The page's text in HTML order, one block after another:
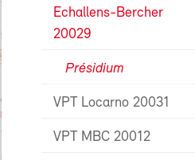
Echallens-Bercher
20029
Présidium
VPT Locarno 20031
VPT MBC 20012